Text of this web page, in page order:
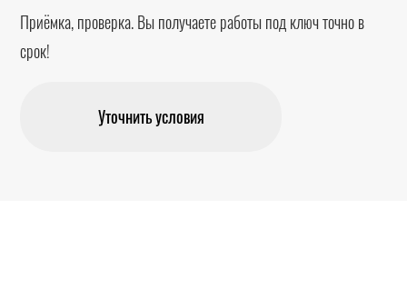
Приёмка, проверка. Вы получаете работы под ключ точно в
срок!
Уточнить условия